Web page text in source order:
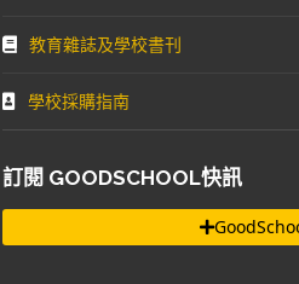
教育雜誌及學校書刊
學校採購指南
訂閱 GOODSCHOOL快訊